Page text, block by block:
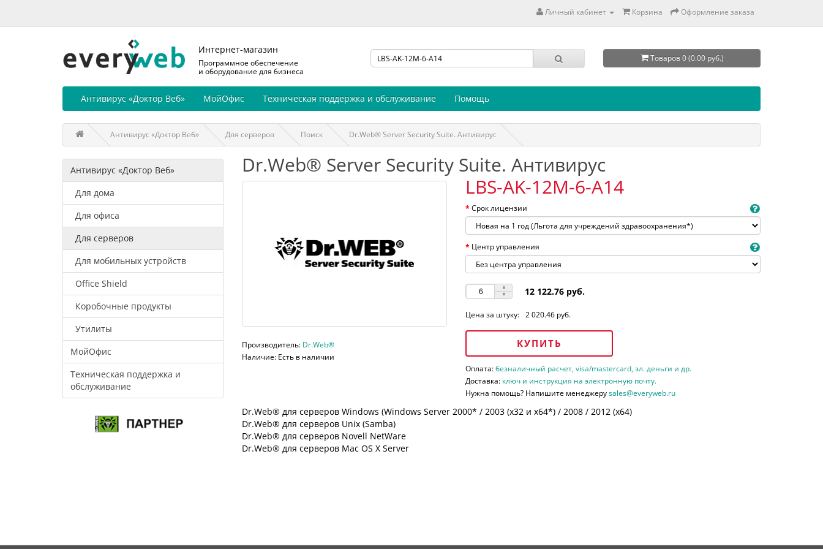
Личный кабинет Корзина Оформление заказа
Интернет-магазин
Программное обеспечение
и оборудование для бизнеса
Товаров 0 (0.00 руб.)
Антивирус «Доктор Веб» МойОфис Техническая поддержка и обслуживание Помощь
Антивирус «Доктор Веб» Для серверов Поиск Dr.Web® Server Security Suite. Антивирус
Антивирус «Доктор Веб»
Для дома
Для офиса
Для серверов
Для мобильных устройств
Office Shield
Коробочные продукты
Утилиты
МойОфис
Техническая поддержка и
обслуживание
Dr.Web® Server Security Suite. Антивирус
Производитель: Dr.Web®
Наличие: Есть в наличии
LBS-AK-12M-6-A14
Срок лицензии
Центр управления
12 122.76 руб.
Цена за штуку: 2 020.46 руб.
КУПИТЬ
Оплата:безналичный расчет, visa/mastercard, эл. деньги и др.
Доставка: ключ и инструкция на электронную почту.
Нужна помощь? Напишите менеджеруsales@everyweb.ru
Dr.Web® для серверов Windows (Windows Server 2000* / 2003 (х32 и х64*) / 2008 / 2012 (х64)
Dr.Web® для серверов Unix (Samba)
Dr.Web® для серверов Novell NetWare
Dr.Web® для серверов Mac OS X Server